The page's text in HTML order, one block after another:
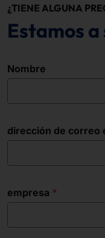
¿TIENE ALGUNA
Estamos a
Nombre
dirección de correo
empresa